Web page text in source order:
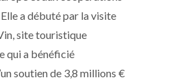
a débuté par la visite
site touristique
qui a bénéficié
soutien de 3,8 millions €